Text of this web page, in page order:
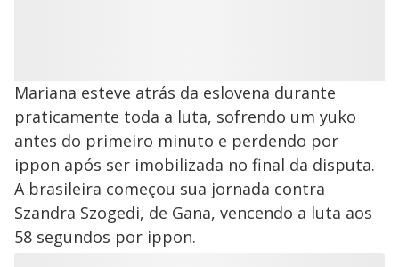
Mariana esteve atrás da eslovena durante
praticamente toda a luta, sofrendo um yuko
antes do primeiro minuto e perdendo por
ippon após ser imobilizada no final da disputa.
A brasileira começou sua jornada contra
Szandra Szogedi, de Gana, vencendo a luta aos
58 segundos por ippon.